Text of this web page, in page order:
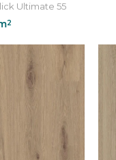
Ultimate 55
2